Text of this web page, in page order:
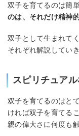
双子を育てるのは簡
のは、それだけ精神
双子として生まれて
それぞれ解説していき
スピリチュア
双子を育てるのはと
ければ双子を育てる
親の偉大さに何度も触